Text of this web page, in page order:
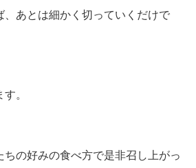
、あとは細かく切っていくだけで
。
の好みの食べ方で是非召し上がっ